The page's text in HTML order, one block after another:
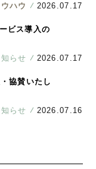
ハウ
2026.07.17
ビス導入の
らせ
2026.07.17
協賛いたし
らせ
2026.07.16